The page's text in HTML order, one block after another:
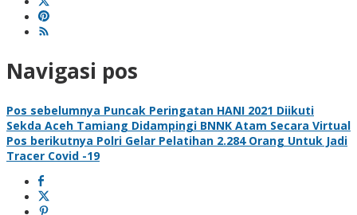
Navigasi pos
Pos sebelumnya Puncak Peringatan HANI 2021 Diikuti
Sekda Aceh Tamiang Didampingi BNNK Atam Secara Virtual
Pos berikutnya Polri Gelar Pelatihan 2.284 Orang Untuk Jadi
Tracer Covid -19